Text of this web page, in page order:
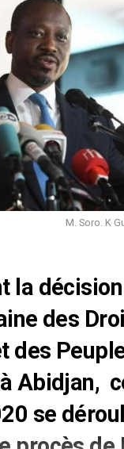
M. Soro. K
la
des
des
Abidjan,
se